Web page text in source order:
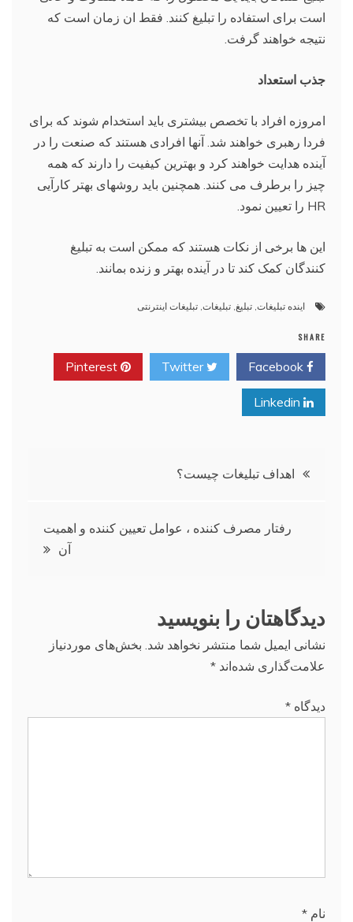
است برای استفاده را تبلیغ کنند. فقط ان زمان است که
نتیجه خواهند گرفت.
جذب استعداد
امروزه افراد با تخصص بیشتری باید استخدام شوند که برای
فردا رهبری خواهند شد. آنها افرادی هستند که صنعت را در
آینده هدایت خواهند کرد و بهترین کیفیت را دارند که همه
چیز را برطرف می کنند. همچنین باید روشهای بهتر کارآیی
HR را تعیین نمود.
این ها برخی از نکات هستند که ممکن است به تبلیغ
کنندگان کمک کند تا در آینده بهتر و زنده بمانند.
اینده تبلیغات تبلیغ تبلیغات تبلیغات اینترنتی
SHARE
Twitter
راهبری
اهداف تبلیغات چیست؟
رفتار مصرف کننده ، عوامل تعیین کننده و اهمیت
آن
دیدگاهتان را بنویسید
نشانی ایمیل شما منتشر نخواهد شد. بخش‌های موردنیاز
علامت‌گذاری شده‌اند *
دیدگاه *
نام *